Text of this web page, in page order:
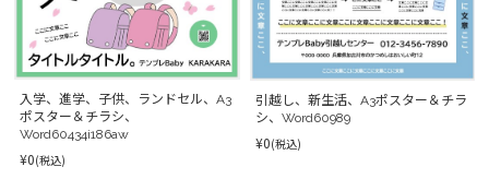
入学、進学、子供、ランドセル、A3
ポスター＆チラシ、
Word60434i186aw
¥0(税込)
引越し、新生活、A3ポスター＆チラ
シ、Word60989
¥0(税込)